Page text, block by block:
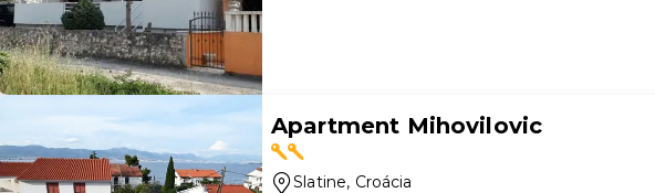
Apartment Mihovilovic
Slatine, Croácia